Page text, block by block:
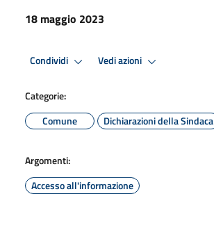
18 maggio 2023
Condividi Vedi azioni
Categorie:
Comune
Dichiarazioni della Sindaca
Argomenti:
Accesso all'informazione